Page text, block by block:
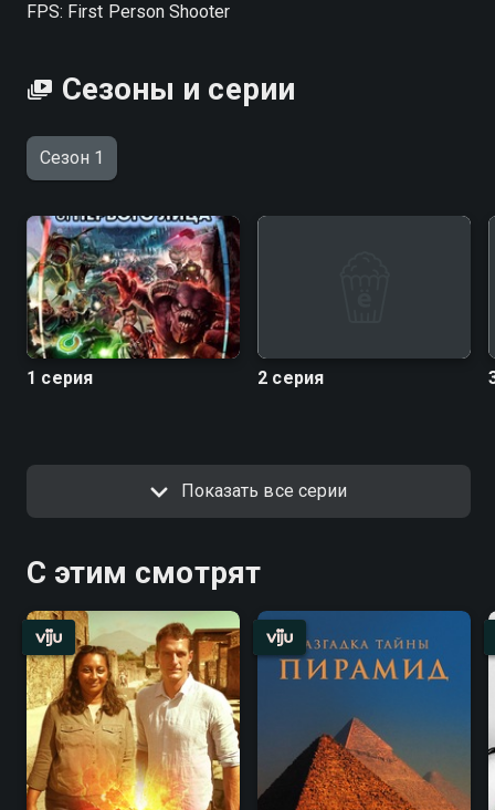
FPS: First Person Shooter
Сезоны и серии
Сезон 1
1 серия 2 серия
Показать все серии
С этим смотрят